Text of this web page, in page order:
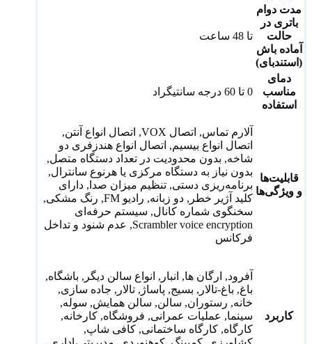
مدت دوام
باتری در
حالت
آماده باش
(استندبای)
تا 48 ساعت
دمای
مناسب
استفاده
0 تا 60 درجه سانتیگراد
قابلیت‌ها
و ویژگی‌ها
آلارم تماس, اتصال VOX, اتصال انواع آنتن,
اتصال انواع بیسیم, اتصال انواع هندزفری دو
شاخه, بدون محدودیت در تعداد دستگاه متصل,
بدون نیاز به دستگاه مرکزی یا هرنوع سانترال,
برنامه‌ریزی دستی, تنظیم میزان صدا, دارای
کلید آژیر خطر, دو زبانه, رادیو FM, رنگ مشکی,
سخنگوی شماره کانال, سیستم حرفه‌ای
Scrambler voice encryption, عدم شنود و تداخل
فرکانس
کاربرد
آفرود, ارگان ها, انبار, انواع سالن دیگر, باشگاه,
باغ, باغ-تالار, بسیج, پاساژ, تالار, جاده سازی,
خانه, رستوران, سالن, سالن همایش, سوله,
سینما, عملیات عمرانی, فروشگاه, کارخانه,
کارگاه, کارگاه ساختمانی, کافی شاپ,